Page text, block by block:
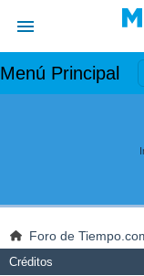
Menú Principal
Foro de
Créditos